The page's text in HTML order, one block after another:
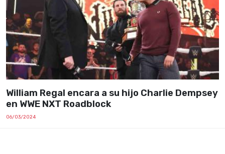
William Regal encara a su hijo Charlie Dempsey
en WWE NXT Roadblock
06/03/2024